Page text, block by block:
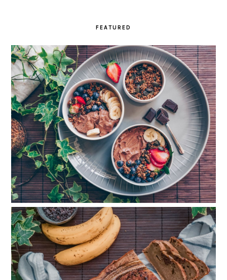
FEATURED